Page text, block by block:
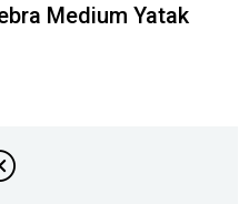
Medium Yatak